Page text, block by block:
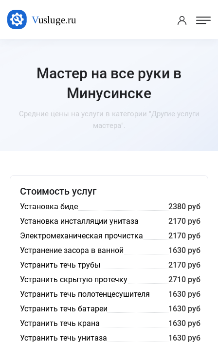
Мастер на все руки в
Минусинске
Средние цены на услуги в категории "Другие услуги
мастера".
Стоимость услуг
Установка биде
2380 руб
Установка инсталляции унитаза
2170 руб
Электромеханическая прочистка
2170 руб
Устранение засора в ванной
1630 руб
Устранить течь трубы
2170 руб
Устранить скрытую протечку
2710 руб
Устранить течь полотенцесушителя
1630 руб
Устранить течь батареи
1630 руб
Устранить течь крана
1630 руб
Устранить течь унитаза
1630 руб